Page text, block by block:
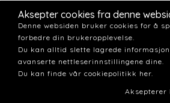
Aksepter cookies fra denne
Denne websiden bruker cookies for å
forbedre din brukeropplevelse.
Du kan alltid slette lagrede
avanserte nettleserinnstillingene dine.
Du kan finde vår cookiepolitikk her.
Aksepterer